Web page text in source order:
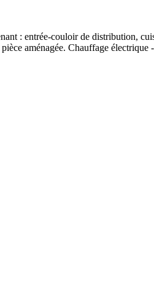
: entrée-couloir de distribution,
aménagée. Chauffage